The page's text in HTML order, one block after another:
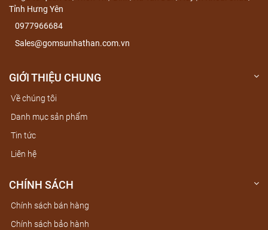
Tỉnh Hưng Yên
0977966684
Sales@gomsunhathan.com.vn
GIỚI THIỆU CHUNG
Về chúng tôi
Danh mục sản phẩm
Tin tức
Liên hệ
CHÍNH SÁCH
Chính sách bán hàng
Chính sách bảo hành